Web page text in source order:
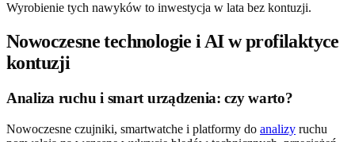
Wyrobienie tych nawyków to inwestycja w lata bez kontuzji.
Nowoczesne technologie i AI w profilaktyce
kontuzji
Analiza ruchu i smart urządzenia: czy warto?
Nowoczesne czujniki, smartwatche i platformy do analizy ruchu